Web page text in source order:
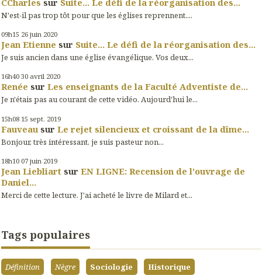
N'est-il pas trop tôt pour que les églises reprennent....
09h15 26 juin 2020
Jean Etienne sur Suite... Le défi de la réorganisation des...
Je suis ancien dans une église évangélique. Vos deux...
16h40 30 avril 2020
Renée sur Les enseignants de la Faculté Adventiste de...
Je n'étais pas au courant de cette vidéo. Aujourd'hui le...
15h08 15 sept. 2019
Fauveau sur Le rejet silencieux et croissant de la dîme...
Bonjour, très intéressant, je suis pasteur non...
18h10 07 juin 2019
Jean Liebliart sur EN LIGNE: Recension de l'ouvrage de
Daniel...
Merci de cette lecture. J'ai acheté le livre de Milard et...
Tags populaires
Définition Nègre Sociologie
Historique